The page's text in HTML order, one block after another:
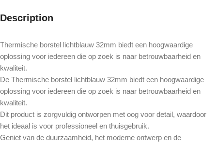
Description
Thermische borstel lichtblauw 32mm biedt een hoogwaardige
oplossing voor iedereen die op zoek is naar betrouwbaarheid en
kwaliteit.
De Thermische borstel lichtblauw 32mm biedt een hoogwaardige
oplossing voor iedereen die op zoek is naar betrouwbaarheid en
kwaliteit.
Dit product is zorgvuldig ontworpen met oog voor detail, waardoor
het ideaal is voor professioneel en thuisgebruik.
Geniet van de duurzaamheid, het moderne ontwerp en de